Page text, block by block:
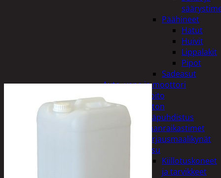
Päähineet
Hatut
Huivit
Lippalakit
Pipot
Sadeasut
Auto, vene ja moottori
Autonhoito
Auton
sisäpuhdistus
Ilmanraikastimet
Korjausmaalikynät
Pesu
Kiillotuskoneet
ja tarvikkeet